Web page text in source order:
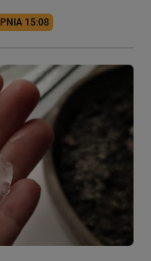
15:08